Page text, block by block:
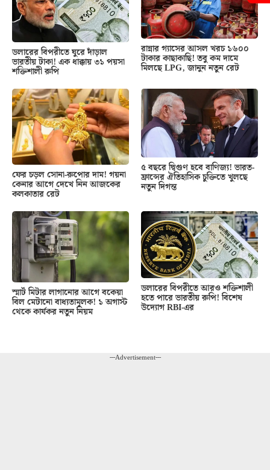
ডলারের বিপরীতে ঘুরে দাঁড়াল
ভারতীয় টাকা! এক ধাক্কায় ৩১ পয়সা
শক্তিশালী রুপি
রান্নার গ্যাসের আসল খরচ ১৬০০
টাকার কাছাকাছি! তবু কম দামে
মিলছে LPG, জানুন নতুন রেট
ফের চড়ল সোনা-রুপোর দাম! গয়না
কেনার আগে দেখে নিন আজকের
কলকাতার রেট
৫ বছরে দ্বিগুণ হবে বাণিজ্য! ভারত-
ফ্রান্সের ঐতিহাসিক চুক্তিতে খুলছে
নতুন দিগন্ত
স্মার্ট মিটার লাগানোর আগে বকেয়া
বিল মেটানো বাধ্যতামূলক! ১ অগাস্ট
থেকে কার্যকর নতুন নিয়ম
ডলারের বিপরীতে আরও শক্তিশালী
হতে পারে ভারতীয় রুপি! বিশেষ
উদ্যোগ RBI-এর
---Advertisement---